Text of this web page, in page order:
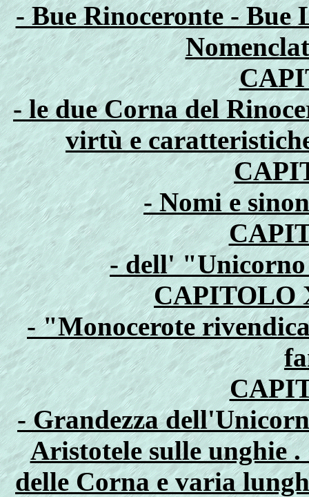
- Bue Rinoceronte - Bue
- le due Corna del
virtù e
- Nomi e
- dell'
CAPITOLO
- "Monocerote
- Grandezza
Aristotele sulle unghie
delle Corna e varia